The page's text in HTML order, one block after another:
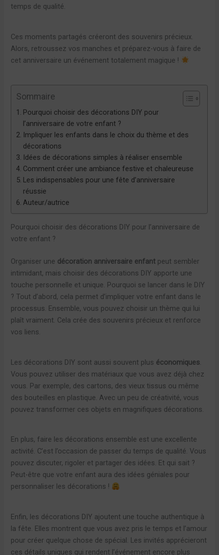
temps de qualité.
Ces moments partagés créeront des souvenirs précieux.
Alors, retroussez vos manches et préparez-vous à faire de
cet anniversaire un événement totalement magique !
Sommaire
Pourquoi choisir des décorations DIY pour
l’anniversaire de votre enfant ?
Impliquer les enfants dans le choix du thème et des
décorations
Idées de décorations simples à réaliser ensemble
Comment créer une ambiance festive et chaleureuse
Les indispensables pour une fête d’anniversaire
réussie
Auteur/autrice
Pourquoi choisir des décorations DIY pour l’anniversaire de
votre enfant ?
Organiser une décoration anniversaire enfant peut sembler
intimidant, mais choisir des décorations DIY apporte une
touche personnelle et unique. Pourquoi se lancer dans le DIY
? Tout d’abord, cela permet d’impliquer votre enfant dans le
processus. Ensemble, vous pouvez choisir un thème qui lui
plaît vraiment. Cela crée des souvenirs précieux et renforce
vos liens.
Les décorations DIY sont aussi souvent plus économiques
Vous pouvez utiliser des matériaux que vous avez déjà chez
vous. Par exemple, des cartons, des vieux tissus ou même
des bouteilles en plastique. Avec un peu de créativité, vous
pouvez transformer ces objets en magnifiques décorations.
En plus, faire les décorations ensemble est une excellente
activité. C’est l’occasion de passer du temps de qualité. Vous
pouvez discuter, rigoler et partager des idées. Et qui sait ?
Peut-être que votre enfant aura des idées géniales pour
personnaliser les décorations !
Enfin, les décorations DIY ajoutent une touche authentique à
la fête. Elles montrent que vous avez pris le temps et l’amour
pour créer quelque chose de spécial. Les invités apprécieront
ces détails uniques qui rendent l’événement encore plus